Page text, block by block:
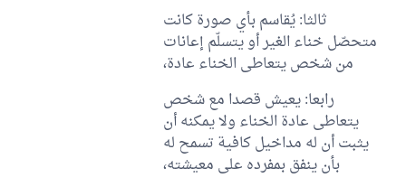
ثالثا: يُقاسم بأي صورة كانت
متحصّل خناء الغير أو يتسلّم إعانات
من شخص يتعاطى الخناء عادة،
رابعا: يعيش قصدا مع شخص
يتعاطى عادة الخناء ولا يمكنه أن
يثبت أن له مداخيل كافية تسمح له
بأن ينفق بمفرده على معيشته،